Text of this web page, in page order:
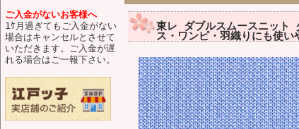
ご入金がないお客様へ
1ｹ月過ぎてもご入金がない
場合はキャンセルとさせて
いただきます。ご入金が遅
れる場合はご一報下さい。
東レ ダブルスムースニット
ス・ワンピ・羽織りにも使